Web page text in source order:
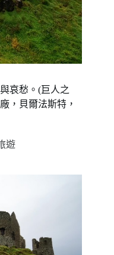
哀愁。(巨人之
，貝爾法斯特，
遊